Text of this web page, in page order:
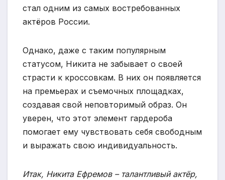
стал одним из самых востребованных
актёров России.
Однако, даже с таким популярным
статусом, Никита не забывает о своей
страсти к кроссовкам. В них он появляется
на премьерах и съемочных площадках,
создавая свой неповторимый образ. Он
уверен, что этот элемент гардероба
помогает ему чувствовать себя свободным
и выражать свою индивидуальность.
Итак, Никита Ефремов – талантливый актёр,